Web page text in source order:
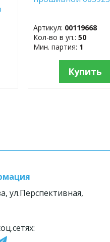
Артикул: 00119668
Кол-во в уп.:50
Мин. партия: 1
Купить
ул.Перспективная,